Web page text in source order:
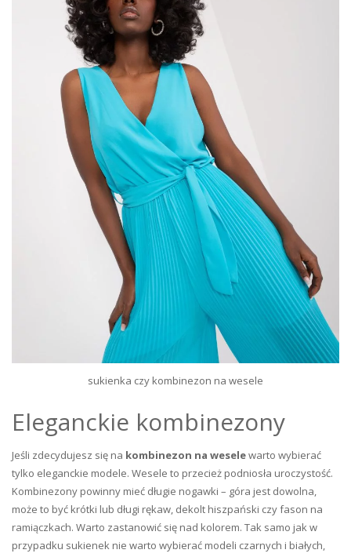
sukienka czy kombinezon na wesele
Eleganckie kombinezony
Jeśli zdecydujesz się na kombinezon na weselewarto wybierać
tylko eleganckie modele. Wesele to przecież podniosła uroczystość.
Kombinezony powinny mieć długie nogawki – góra jest dowolna,
może to być krótki lub długi rękaw, dekolt hiszpański czy fason na
ramiączkach. Warto zastanowić się nad kolorem. Tak samo jak w
przypadku sukienek nie warto wybierać modeli czarnych i białych,